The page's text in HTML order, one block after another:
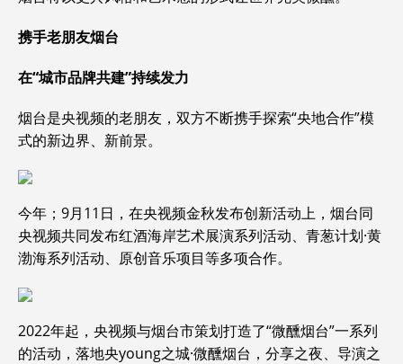
携手老朋友烟台
在“城市品牌共建”持续发力
烟台是央视频的老朋友，双方不断携手探索“央地合作”模
式的新边界、新前景。
今年；9月11日，在央视频金秋发布创新活动上，烟台同
央视频共同发布红酒海岸艺术展演系列活动、青葱计划·黄
渤海系列活动、原创音乐项目等多项合作。
2022年起，央视频与烟台市策划打造了“微醺烟台”一系列
的活动，落地央young之城·微醺烟台，分享之夜、导演之